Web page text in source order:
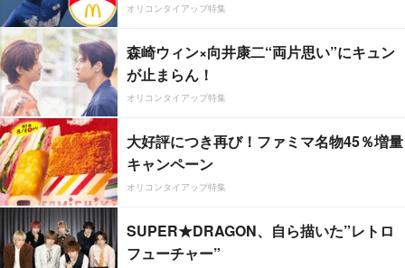
オリコンタイアップ特集
森崎ウィン×向井康二“両片思い”にキュン
が止まらん！
オリコンタイアップ特集
大好評につき再び！ファミマ名物45％増量
キャンペーン
オリコンタイアップ特集
SUPER★DRAGON、自ら描いた”レトロ
フューチャー”